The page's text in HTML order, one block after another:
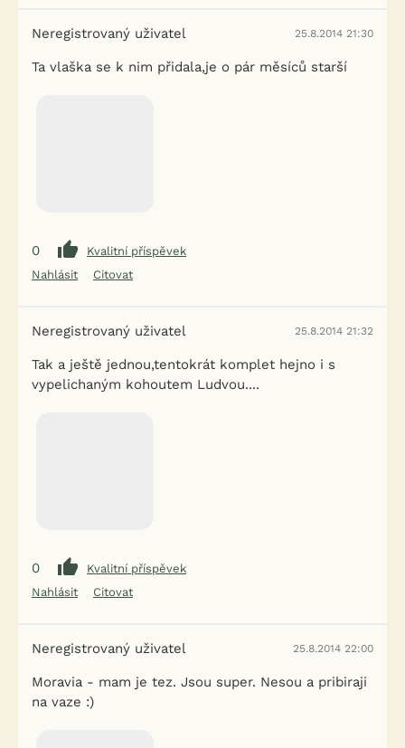
Neregistrovaný uživatel 25.8.2014 21:30
Ta vlaška se k nim přidala,je o pár měsíců starší
0
Kvalitní příspěvek
Nahlásit
Citovat
Neregistrovaný uživatel 25.8.2014 21:32
Tak a ještě jednou,tentokrát komplet hejno i s
vypelichaným kohoutem Ludvou....
0
Kvalitní příspěvek
Nahlásit
Citovat
Neregistrovaný uživatel 25.8.2014 22:00
Moravia - mam je tez. Jsou super. Nesou a pribiraji
na vaze :)